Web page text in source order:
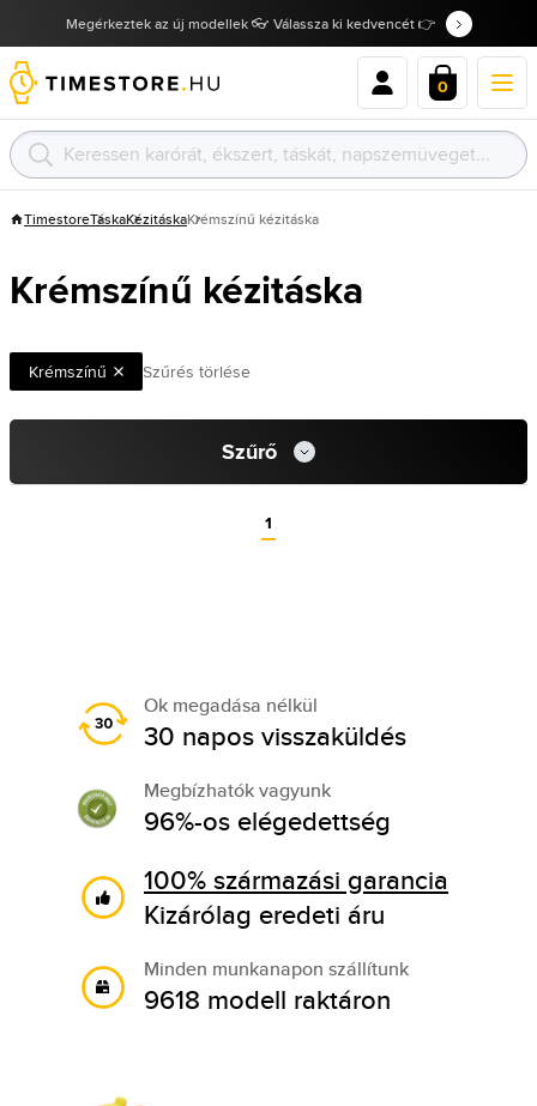
Megérkeztek az új modellek 👓 Válassza ki kedvencét 👉
0
TimestoreTáskaKézitáskaKrémszínű kézitáska
Krémszínű kézitáska
Krémszínű Szűrés törlése
Szűrő
1
Ok megadása nélkül
30 napos visszaküldés
Megbízhatók vagyunk
96%-os elégedettség
100% származási garancia
Kizárólag eredeti áru
Minden munkanapon szállítunk
9618 modell raktáron